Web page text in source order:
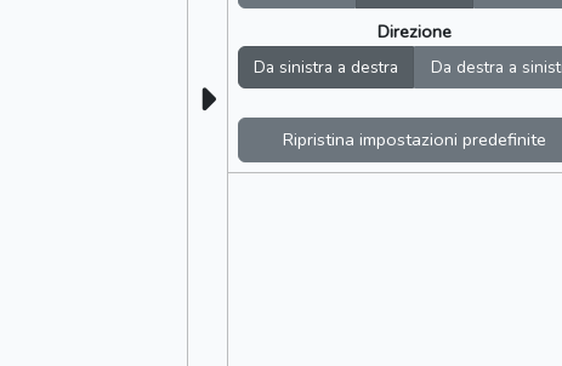
Direzione
Da sinistra a destra Da destra a
Ripristina impostazioni predefinite